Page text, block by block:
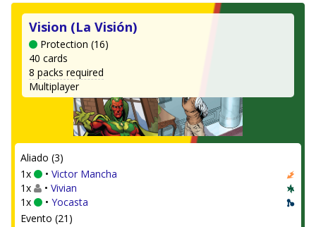
Vision (La Visión)
Protection (16)
40 cards
8 packs required
Multiplayer
Aliado (3)
1x
• Victor Mancha
1x
• Vivian
1x
• Yocasta
Evento (21)